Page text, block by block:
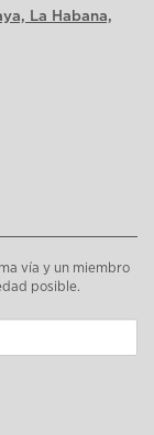
La Habana,
vía y un miembro
posible.